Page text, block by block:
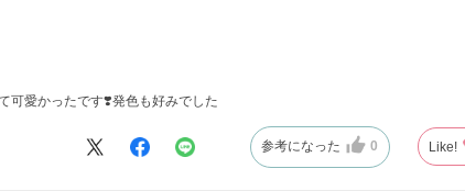
可愛かったです❣️発色も好みでした
参考になった 0 Like!